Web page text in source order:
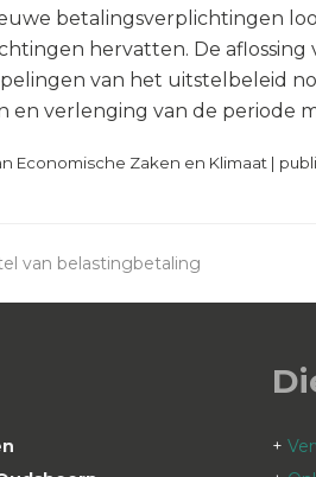
betalingsverplichtingen
hervatten. De
van het uitstelbeleid
en verlenging van de periode
Economische Zaken en Klimaat |
van belastingbetaling
+